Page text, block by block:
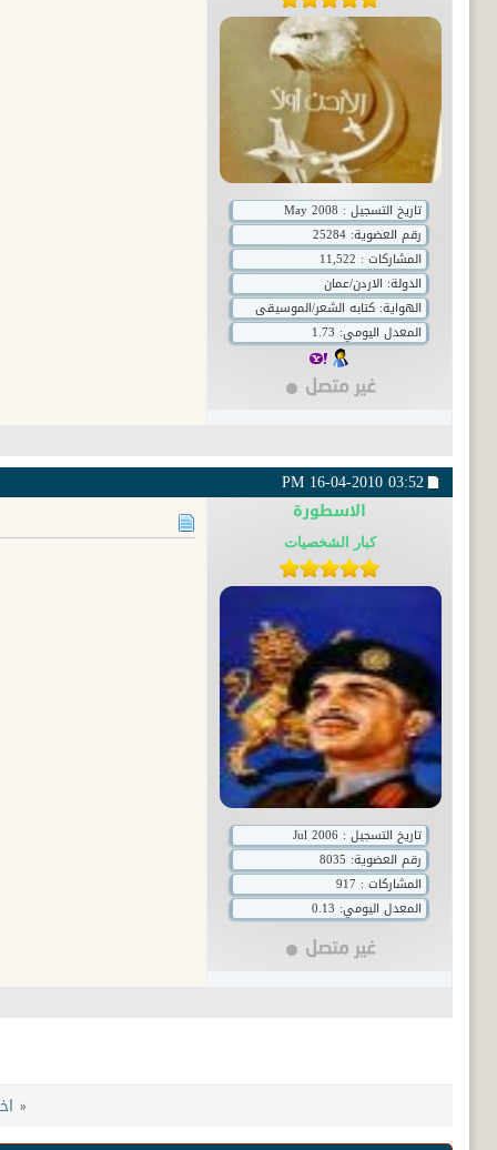
تاريخ التسجيل : May 2008
رقم العضوية:
المشاركات : 11,522
الدولة: الاردن/عمان
الهواية: كتابه الشعر/الموسيقى
المعدل اليومي: 1.73
16-04-201003:52 PM
الاسطورة
كبار الشخصيات
تاريخ التسجيل : Jul 2006
رقم العضوية:
المشاركات : 917
المعدل اليومي: 0.13
«